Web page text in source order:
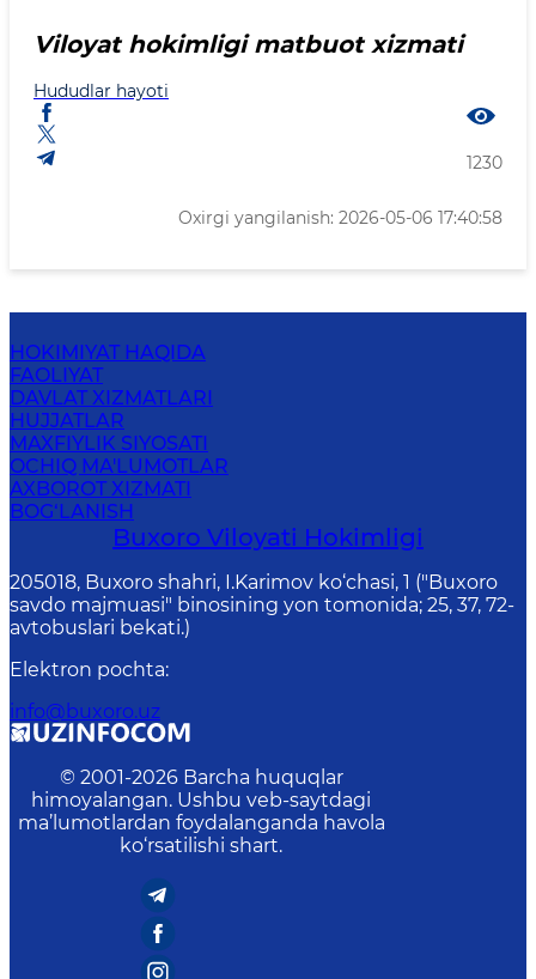
Viloyat hokimligi matbuot xizmati
Hududlar hayoti
1230
Oxirgi yangilanish: 2026-05-06 17:40:58
HOKIMIYAT HAQIDA
FAOLIYAT
DAVLAT XIZMATLARI
HUJJATLAR
MAXFIYLIK SIYOSATI
OCHIQ MA'LUMOTLAR
AXBOROT XIZMATI
BOG‘LANISH
Buxoro Viloyati Hokimligi
205018, Buхоrо shahri, I.Karimov ko‘chаsi, 1 ("Buxoro
savdo majmuasi" binosining yon tomonida; 25, 37, 72-
avtobuslari bekati.)
Elektron pochta:
info@buxoro.uz
© 2001-2026 Barcha huquqlar
himoyalangan. Ushbu veb-saytdagi
ma’lumotlardan foydalanganda havola
ko‘rsatilishi shart.